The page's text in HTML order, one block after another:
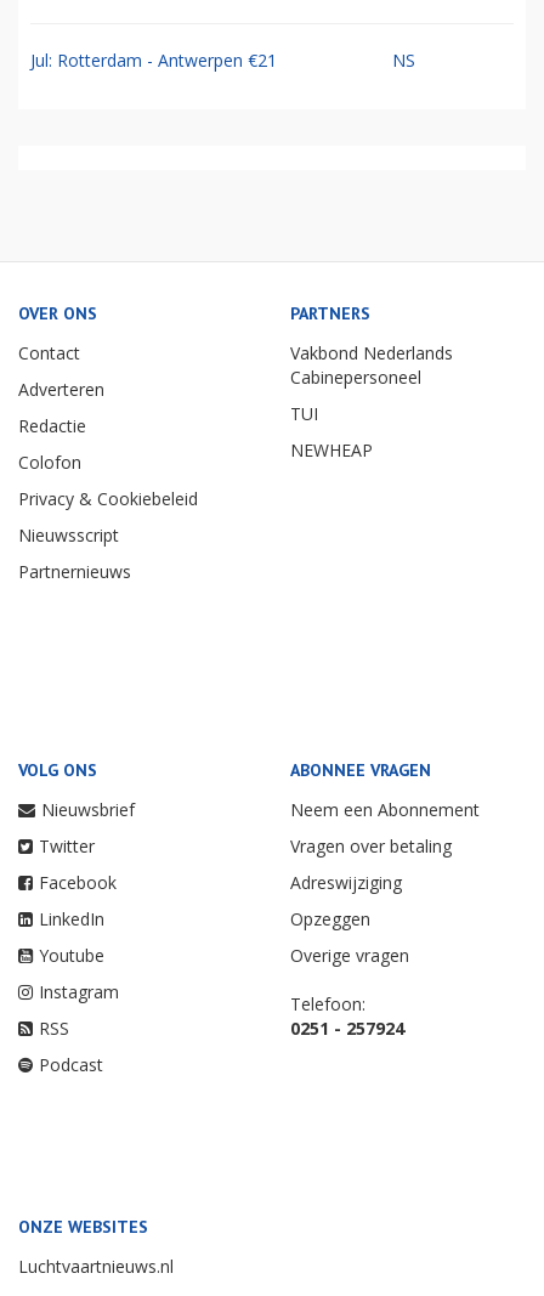
Jul: Rotterdam - Antwerpen €21 NS
OVER ONS
Contact
Adverteren
Redactie
Colofon
Privacy & Cookiebeleid
Nieuwsscript
Partnernieuws
PARTNERS
Vakbond Nederlands
Cabinepersoneel
TUI
NEWHEAP
VOLG ONS
Nieuwsbrief
Twitter
Facebook
LinkedIn
Youtube
Instagram
RSS
Podcast
ABONNEE VRAGEN
Neem een Abonnement
Vragen over betaling
Adreswijziging
Opzeggen
Overige vragen
Telefoon:
0251 - 257924
ONZE WEBSITES
Luchtvaartnieuws.nl